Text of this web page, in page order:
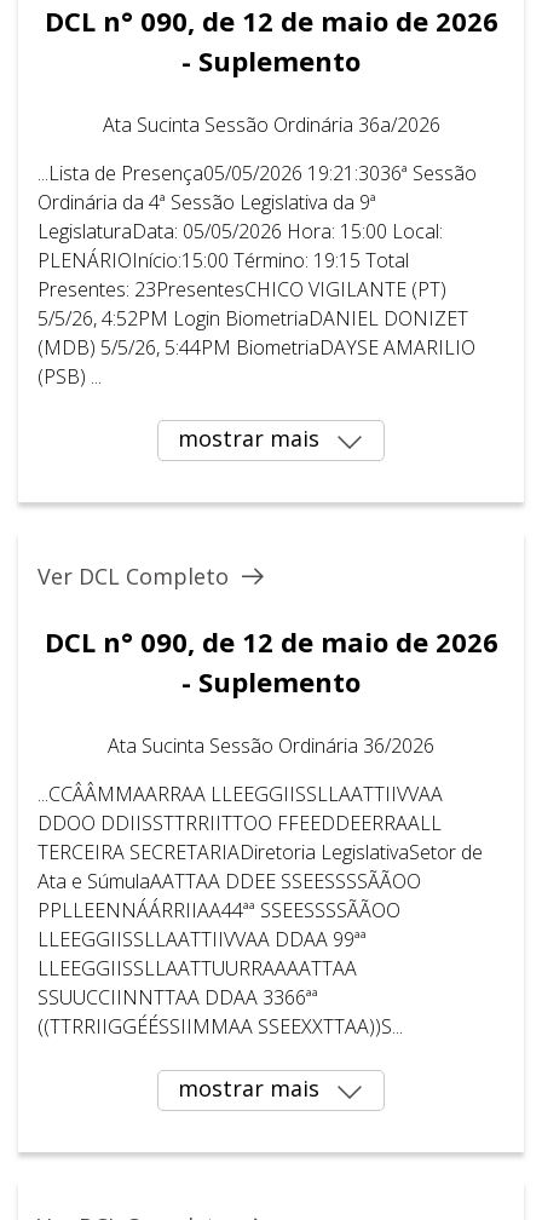
DCL n° 090, de 12 de maio de 2026
- Suplemento
Ata Sucinta Sessão Ordinária 36a/2026
...Lista de Presença05/05/2026 19:21:3036ª Sessão
Ordinária da 4ª Sessão Legislativa da 9ª
LegislaturaData: 05/05/2026 Hora: 15:00 Local:
PLENÁRIOInício:15:00 Término: 19:15 Total
Presentes: 23PresentesCHICO VIGILANTE (PT)
5/5/26, 4:52PM Login BiometriaDANIEL DONIZET
(MDB) 5/5/26, 5:44PM BiometriaDAYSE AMARILIO
(PSB) ...
mostrar mais
Ver DCL Completo
DCL n° 090, de 12 de maio de 2026
- Suplemento
Ata Sucinta Sessão Ordinária 36/2026
...CCÂÂMMAARRAA LLEEGGIISSLLAATTIIVVAA
DDOO DDIISSTTRRIITTOO FFEEDDEERRAALL
TERCEIRA SECRETARIADiretoria LegislativaSetor de
Ata e SúmulaAATTAA DDEE SSEESSSSÃÃOO
PPLLEENNÁÁRRIIAA44ªª SSEESSSSÃÃOO
LLEEGGIISSLLAATTIIVVAA DDAA 99ªª
LLEEGGIISSLLAATTUURRAAAATTAA
SSUUCCIINNTTAA DDAA 3366ªª
((TTRRIIGGÉÉSSIIMMAA SSEEXXTTAA))S...
mostrar mais